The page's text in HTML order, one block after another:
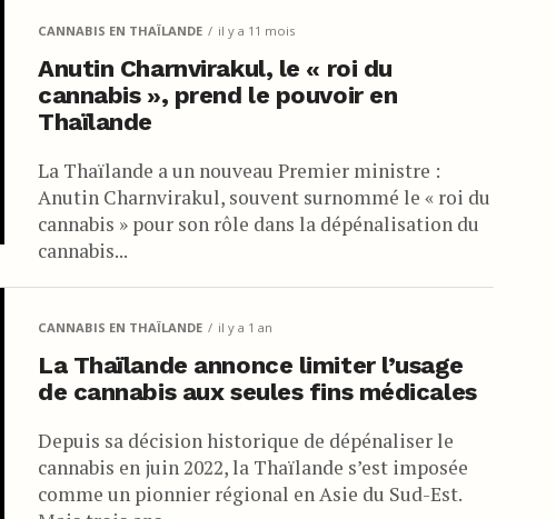
cannabis était passible de 5 ans de prison et/ou une amende de 50
2 à 15 ans de prison, et/ou inclure une amende de 20 000 à 150
vertu d’un règlement, qui est entré en vigueur le 5 janvier 2018,
et médicales pouvaient être obtenues.
devenant le premier pays d’Asie du Sud-Est à légaliser le cannabis
de la liste des stupéfiants dont l’utilisation ou la distribution est
S’en est suivi une dépénalisation globale et l’ouverture de
CANNABIS EN THAÏLANDE il y a 11 mois
Anutin Charnvirakul, le « roi du
cannabis », prend le pouvoir en
Thaïlande
La Thaïlande a un nouveau Premier ministre :
Anutin Charnvirakul, souvent surnommé le « roi du
cannabis » pour son rôle dans la dépénalisation du
cannabis...
CANNABIS EN THAÏLANDE il y a 1 an
La Thaïlande annonce limiter l’usage
de cannabis aux seules fins médicales
Depuis sa décision historique de dépénaliser le
cannabis en juin 2022, la Thaïlande s’est imposée
comme un pionnier régional en Asie du Sud-Est.